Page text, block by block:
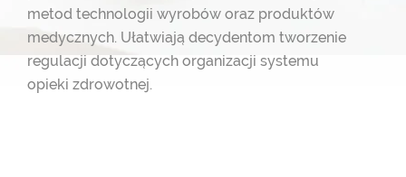
metod technologii wyrobów oraz produktów
medycznych. Ułatwiają decydentom tworzenie
regulacji dotyczących organizacji systemu
opieki zdrowotnej.